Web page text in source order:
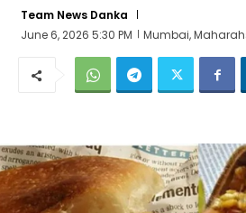
Team News Danka
June 6, 2026 5:30 PM
Mumbai,